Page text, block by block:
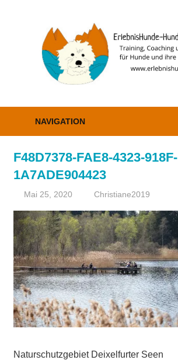
Coaching
NAVIGATION
F48D7378-FAE8-4323-918F-
1A7ADE904423
Mai 25, 2020 Christiane2019
Naturschutzgebiet Deixelfurter Seen